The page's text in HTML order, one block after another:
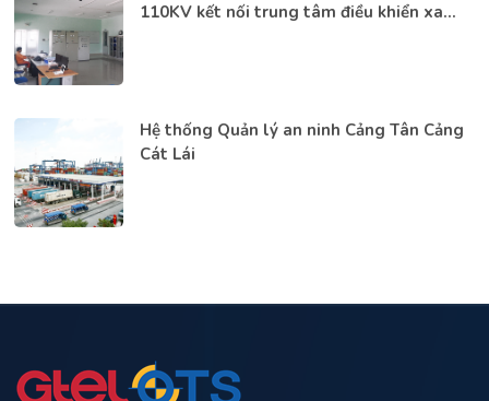
110KV kết nối trung tâm điều khiển xa
Hệ thống Quản lý an ninh Cảng Tân Cảng
Cát Lái